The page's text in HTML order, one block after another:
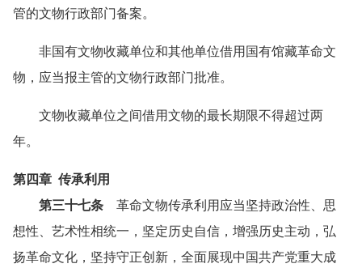
管的文物行政部门备案。
非国有文物收藏单位和其他单位借用国有馆藏革命文
物，应当报主管的文物行政部门批准。
文物收藏单位之间借用文物的最长期限不得超过两
年。
第四章 传承利用
第三十七条 革命文物传承利用应当坚持政治性、思
想性、艺术性相统一，坚定历史自信，增强历史主动，弘
扬革命文化，坚持守正创新，全面展现中国共产党重大成